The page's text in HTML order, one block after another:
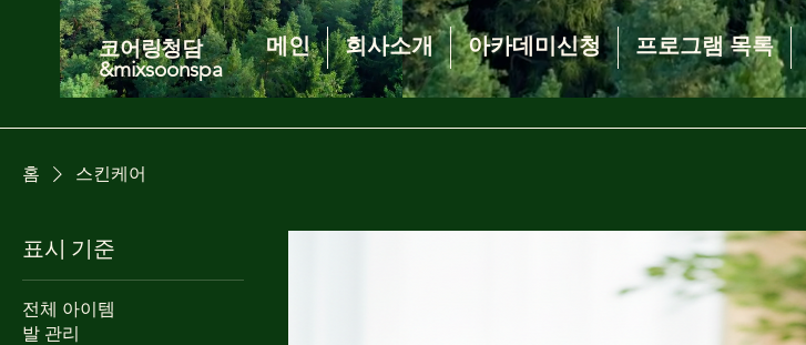
코어링청담
&mixsoonspa
메인 회사소개 아카데미신청 프로그램 목록
홈 스킨케어
표시 기준
전체 아이템
발 관리